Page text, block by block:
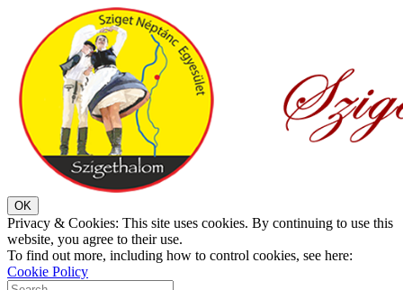
Privacy & Cookies: This site uses cookies. By continuing to use this
website, you agree to their use.
To find out more, including how to control cookies, see here:
Cookie Policy